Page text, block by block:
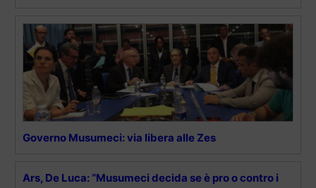
Governo Musumeci: via libera alle Zes
Ars, De Luca: “Musumeci decida se è pro o contro i